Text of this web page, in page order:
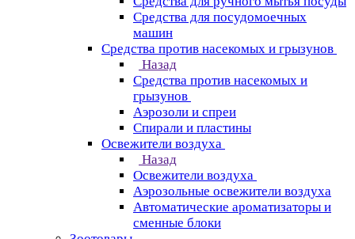
Средства для посудомоечных
машин
Средства против насекомых и грызунов
Назад
Средства против насекомых и
грызунов
Аэрозоли и спреи
Спирали и пластины
Освежители воздуха
Назад
Освежители воздуха
Аэрозольные освежители воздуха
Автоматические ароматизаторы и
сменные блоки